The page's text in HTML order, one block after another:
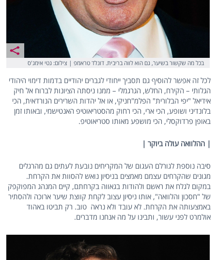
בכל מה שקשור בשיער, גם הוא לווה בריבית. דונלד טראמפ | צילום: גטי אימג'ס
לכל זה אפשר להוסיף גם תסביך ייחודי לגברים יהודיים בדמות דימוי היהודי
הגלותי – הקירח, החלש, הגרגמלי – ממנו ניסתה הציונות לברוח אל חיק
אידיאל "יפי הבלורית" הפלמ"חניקי, או אל יהדות השרירים הנורדאית, הכי
בלונדיני ושופע, הכי ארי, הכי רחוק מהסטריאוטיפ האנטישמי, ובאותו זמן
באופן פרדוקסלי, הכי מושפע מאותו סטריאוטיפ.
| ההלוואה עולה ביוקר |
סיבה נוספת לגורלם העגום של המקריחים נובעת לעתים גם מהרגלים
מגונים שהקרחים עצמם מאמצים בניסיון נואש להסוות את הקרחת.
במקום לגלח את ראשם ולהודות בגאווה בקרחתם, קיים המנהג המפוקפק
של "חסכון והלוואה", אותו ניסיון עצוב לקחת קווצת שיער ארוכה ולהסתיר
באמצעותה את הקרחת. לא עובד ולא נראה טוב. רק תביטו באהוד
אולמרט לפני עשור, ותבינו על מה אנחנו מדברים.